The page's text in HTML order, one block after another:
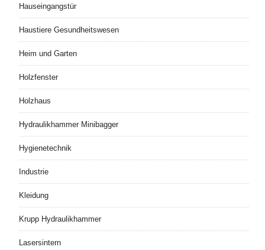
Hauseingangstür
Haustiere Gesundheitswesen
Heim und Garten
Holzfenster
Holzhaus
Hydraulikhammer Minibagger
Hygienetechnik
Industrie
Kleidung
Krupp Hydraulikhammer
Lasersintern